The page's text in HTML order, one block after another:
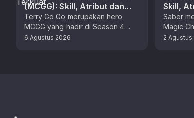
(MCGG): Skill, Atribut dan
Combo Terkuat
Terry Go Go merupakan hero
MCGG yang hadir di Season 4
sebagai hasil kolaborasi dengan
6 Agustus 2026
Skill,
Terkuat
Saber
Magic
dengan
2 Agustus